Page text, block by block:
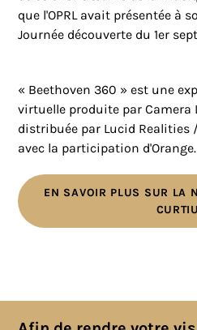
que l'OPRL avait présentée à
Journée découverte du 1er
« Beethoven 360 » est une
virtuelle produite par Camera
distribuée par Lucid Realities
avec la participation d'Orange.
EN SAVOIR PLUS SUR LA